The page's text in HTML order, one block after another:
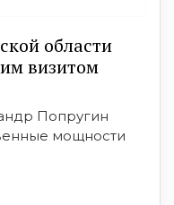
области
визитом
Попругин
мощности